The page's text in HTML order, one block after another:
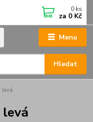
Menu
Hledat
0 ks
za 0 Kč
levá